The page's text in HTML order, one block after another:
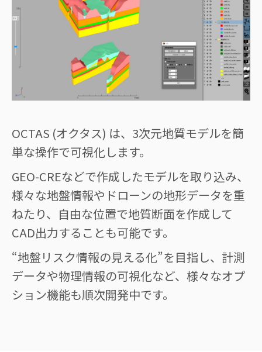
OCTAS (オクタス) は、3次元地質モデルを簡
単な操作で可視化します。
GEO-CREなどで作成したモデルを取り込み、
様々な地盤情報やドローンの地形データを重
ねたり、自由な位置で地質断面を作成して
CAD出力することも可能です。
“地盤リスク情報の見える化”を目指し、計測
データや物理情報の可視化など、様々なオプ
ション機能も順次開発中です。